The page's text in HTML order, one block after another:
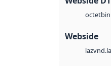
octetbin
Webside
laz